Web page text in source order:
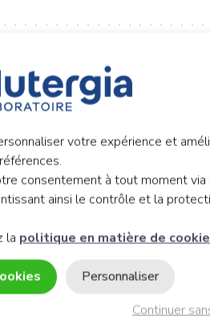
votre expérience et
consentement à tout moment via
ainsi le contrôle et la
la politique en matière de
Continuer
Personnaliser